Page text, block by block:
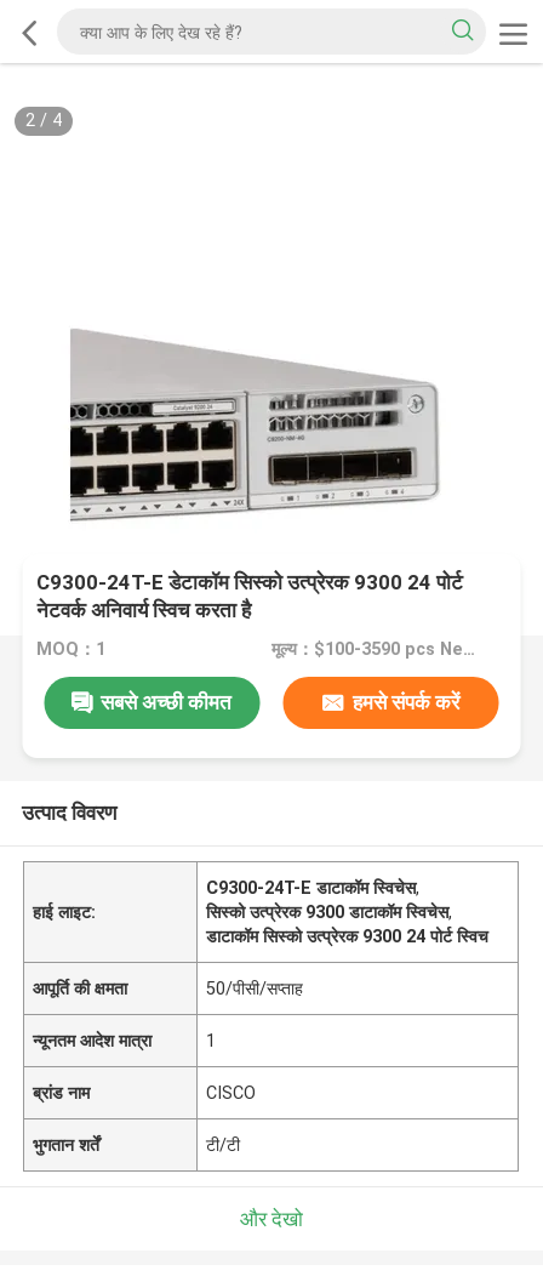
2/ 4
C9300-24T-E डेटाकॉम सिस्को उत्प्रेरक 9300 24 पोर्ट
नेटवर्क अनिवार्य स्विच करता है
MOQ：1 मूल्य：$100-3590 pcs Negotiable
सबसे अच्छी कीमत हमसे संपर्क करें
उत्पाद विवरण
हाई लाइट:
C9300-24T-E डाटाकॉम स्विचेस,
सिस्को उत्प्रेरक 9300 डाटाकॉम स्विचेस,
डाटाकॉम सिस्को उत्प्रेरक 9300 24 पोर्ट स्विच
आपूर्ति की क्षमता 50/पीसी/सप्ताह
न्यूनतम आदेश मात्रा 1
ब्रांड नाम CISCO
भुगतान शर्तें टी/टी
और देखो